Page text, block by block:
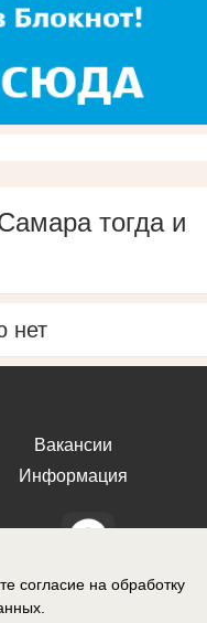
тогда и
нет
Вакансии
Информация
Федеральной службой по
технологий и массовых
согласие на обработку